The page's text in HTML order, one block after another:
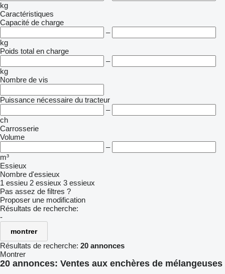
kg
Caractéristiques
Capacité de charge
–
kg
Poids total en charge
–
kg
Nombre de vis
Puissance nécessaire du tracteur
–
ch
Carrosserie
Volume
–
m³
Essieux
Nombre d'essieux
1 essieu 2 essieux 3 essieux
Pas assez de filtres ?
Proposer une modification
Résultats de recherche:
-
montrer
Résultats de recherche: 20 annonces
Montrer
20 annonces: Ventes aux enchères de mélangeuses